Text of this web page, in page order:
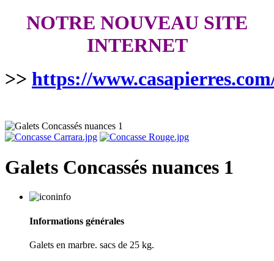
NOTRE NOUVEAU SITE
INTERNET
>> https://
Galets Concassés nuances 1
Informations générales
Galets en marbre. sacs de 25 kg.